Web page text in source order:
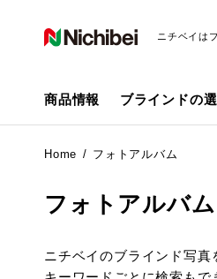
ニチベイは
商品情報 ブラインドの
Home フォトアルバム
フォトアルバム
ニチベイのブラインド写真